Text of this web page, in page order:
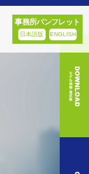
事務所パンフレット
日本語版 ENGLISH